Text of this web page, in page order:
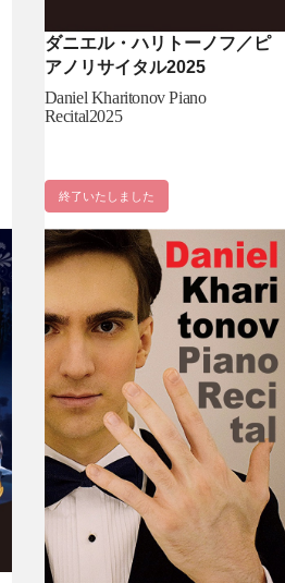
ダニエル・ハリトーノフ／ピ
アノリサイタル2025
Daniel Kharitonov Piano
Recital2025
終了いたしました